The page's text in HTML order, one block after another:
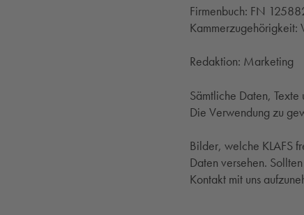
Firmenbuch: FN
Kammerzugehörigkeit:
Redaktion: Marketing
Sämtliche Daten,
Die Verwendung zu
Bilder, welche KLAFS
Daten versehen.
Kontakt mit uns